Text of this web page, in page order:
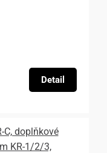
Detail
C, doplňkové
KR-1/2/3,